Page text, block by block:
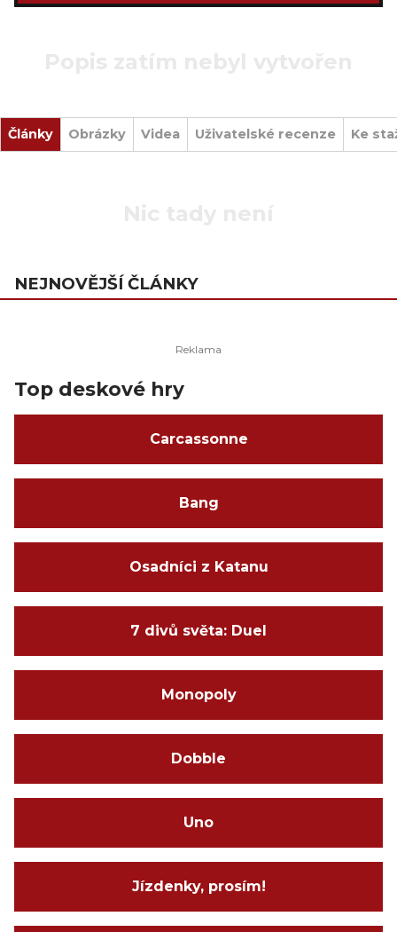
Články Obrázky Videa Uživatelské recenze Ke
NEJNOVĚJŠÍ ČLÁNKY
Top deskové hry
Carcassonne
Bang
Osadníci z Katanu
7 divů světa: Duel
Monopoly
Dobble
Uno
Jízdenky, prosím!